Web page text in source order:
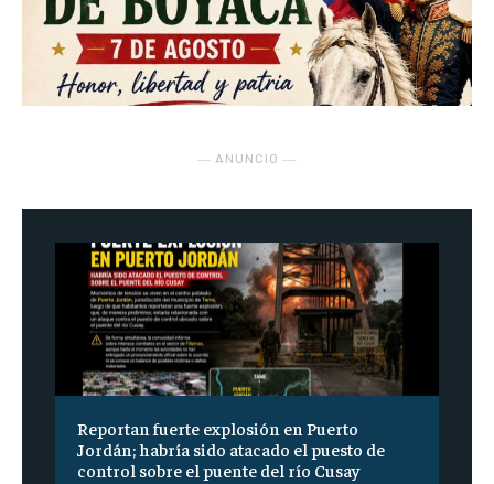
― ANUNCIO ―
Reportan fuerte explosión en Puerto
Jordán; habría sido atacado el puesto de
control sobre el puente del río Cusay